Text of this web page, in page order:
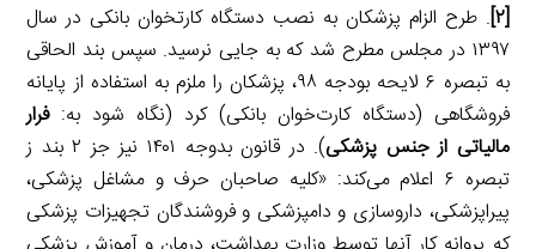
[۲] . طرح الزام پزشکان به نصب دستگاه کارتخوان بانکی در سال
۱۳۹۷ در مجلس مطرح شد که به جایی نرسید. سپس بند الحاقی
به تبصره ۶ لایحه بودجه ۹۸، پزشکان را ملزم به استفاده از پایانه
فروشگاهی (دستگاه کارت‌خوان بانکی) کرد (نگاه شود به:فرار
مالیاتی از جنس پزشکی
). در قانون بدوجه ۱۴۰۱ نیز جز ۲ بند ز
تبصره ۶ اعلام می‌کند: «کلیه صاحبان حرف و مشاغل پزشکی،
پیراپزشکی، داروسازی و دامپزشکی و فروشندگان تجهیزات پزشکی